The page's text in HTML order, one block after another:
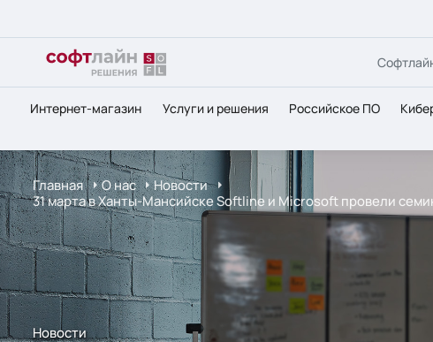
Интернет-магазин Услуги и решения Российское ПО
Главная О нас
Новости
31 марта в Ханты-Мансийске Softline и Microsoft провели
Новости